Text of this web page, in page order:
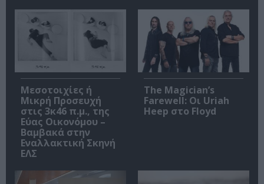
Μεσοτοιχίες ή
Μικρή Προσευχή
στις 3κ46 π.μ., της
Εύας Οικονόμου –
Βαμβακά στην
Εναλλακτική Σκηνή
ΕΛΣ
The Magician’s
Farewell: Οι Uriah
Heep στο Floyd